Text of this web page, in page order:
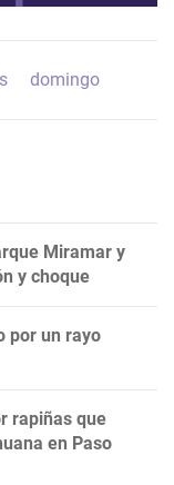
domingo
Miramar y
y choque
por un rayo
rapiñas que
en Paso